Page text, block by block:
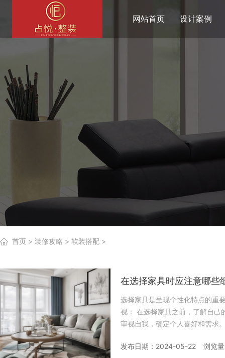
网站首页 设计案例
首页 > 装修攻略 > 软装搭配 >
在选择家具时应注意哪些
选择家具是呈现个性化特点的重要
视： 在选择家具之前，了解自己的品味和生活方式至关重要。家具是对个人风格的独特表达，因此需要先
审视自我，确定个人喜好和需求。 2. 融入空间： 家具应与空间相融合，而不是突兀存在。考虑家具
发布日期：2024-05-22
浏览